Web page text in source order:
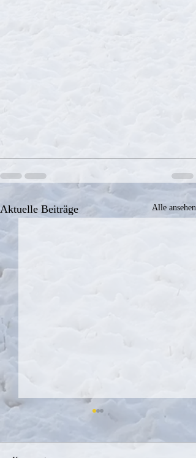
Aktuelle Beiträge Alle ansehen